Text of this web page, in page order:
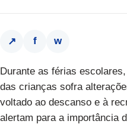
↗ f w
Durante as férias
das crianças sofra
voltado ao descanso e à
alertam para a importância